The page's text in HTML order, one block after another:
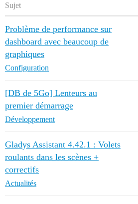
Sujet
Problème de performance sur
dashboard avec beaucoup de
graphiques
Configuration
[DB de 5Go] Lenteurs au
premier démarrage
Développement
Gladys Assistant 4.42.1 : Volets
roulants dans les scènes +
correctifs
Actualités